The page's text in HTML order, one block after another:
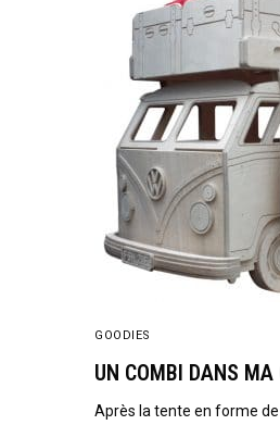
GOODIES
UN COMBI DANS
Après la tente en forme